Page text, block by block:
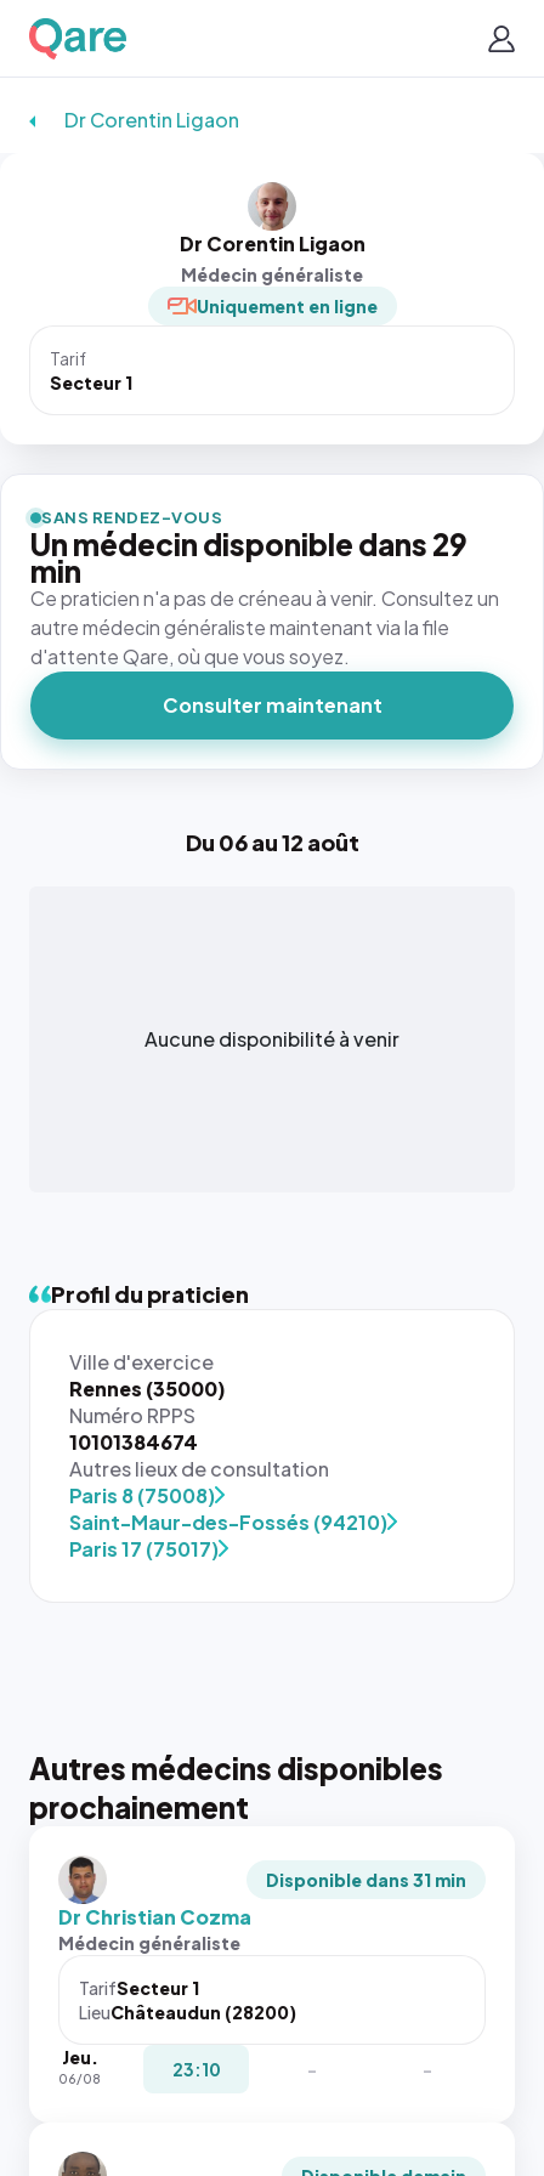
Dr Corentin Ligaon
Dr Corentin Ligaon
Médecin généraliste
Uniquement en ligne
Tarif
Secteur 1
Du 06 au 12 août
Aucune disponibilité à venir
Profil du praticien
Ville d'exercice
Rennes (35000)
Numéro RPPS
10101384674
Autres lieux de consultation
Paris 8 (75008)
Saint-Maur-des-Fossés (94210)
Paris 17 (75017)
SANS RENDEZ-VOUS
Un médecin disponible dans 29
min
Ce praticien n'a pas de créneau à venir. Consultez un
autre médecin généraliste maintenant via la file
d'attente Qare, où que vous soyez.
Consulter maintenant
Autres médecins disponibles
prochainement
Disponible dans 31 min
Dr Christian Cozma
Médecin généraliste
TarifSecteur 1
LieuChâteaudun (28200)
Jeu.
06/08 23:10 - -